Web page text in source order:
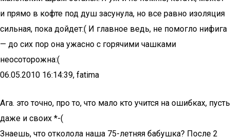
и прямо в кофте под душ засунула, но все равно изоляция
сильная, пока дойдет:( И главное ведь, не помогло нифига
— до сих пор она ужасно с горячими чашками
неосоторожна:(
06.05.2010 16:14:39, fatima
Ага. это точно, про то, что мало кто учится на ошибках, пусть
даже и своих *-(
Знаешь, что отколола наша 75-летняя бабушка? После 2